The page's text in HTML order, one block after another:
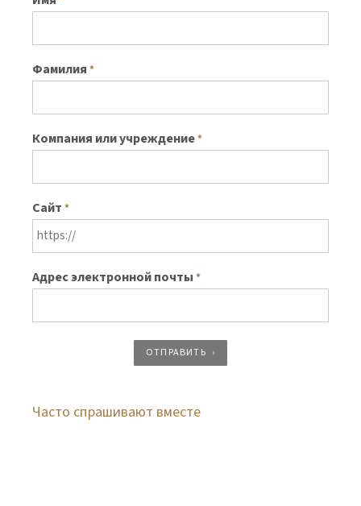
Фамилия *
Компания или учреждение*
Сайт *
Адрес электронной почты *
ОТПРАВИТЬ
Часто спрашивают вместе